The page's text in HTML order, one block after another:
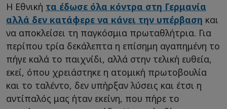
Η Εθνική τα έδωσε όλα κόντρα στη Γερμανία
αλλά δεν κατάφερε να κάνει την υπέρβαση και
να αποκλείσει τη παγκόσμια πρωταθλήτρια. Για
περίπου τρία δεκάλεπτα η επίσημη αγαπημένη το
πήγε καλά το παιχνίδι, αλλά στην τελική ευθεία,
εκεί, όπου χρειάστηκε η ατομική πρωτοβουλία
και το ταλέντο, δεν υπήρξαν λύσεις και έτσι η
αντίπαλός μας ήταν εκείνη, που πήρε το